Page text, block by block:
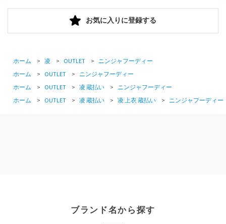
お気に入りに登録する
ホーム > 凌 > OUTLET > ニンジャフーディー
ホーム
> OUTLET > ニンジャフーディー
ホーム
> OUTLET > 凌 蔵払い > ニンジャフーディー
ホーム
> OUTLET > 凌 蔵払い > 凌 上衣 蔵払い > ニンジャフーディー
ブランド名から探す